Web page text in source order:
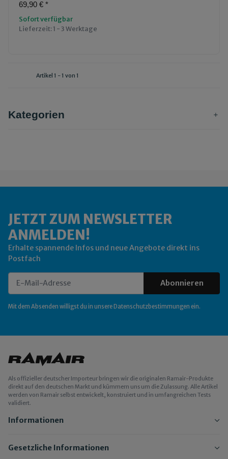
69,90 € *
Sofort verfügbar
Lieferzeit:1 - 3 Werktage
Artikel 1 - 1 von 1
Kategorien
JETZT ZUM NEWSLETTER
ANMELDEN!
Erhalte spannende Infos und neue Angebote direkt ins
Postfach
Abonnieren
Mit dem Absenden willigst du in unsere Datenschutzbestimmungen ein.
Als offizieller deutscher Importeur bringen wir die originalen Ramair-Produkte
direkt auf den deutschen Markt und kümmern uns um die Zulassung. Alle Artikel
werden von Ramair selbst entwickelt, konstruiert und in umfangreichen Tests
validiert.
Informationen
Gesetzliche Informationen